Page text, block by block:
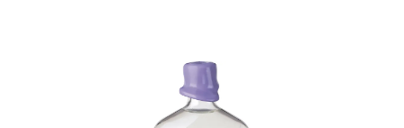
Bildergalerie überspringen